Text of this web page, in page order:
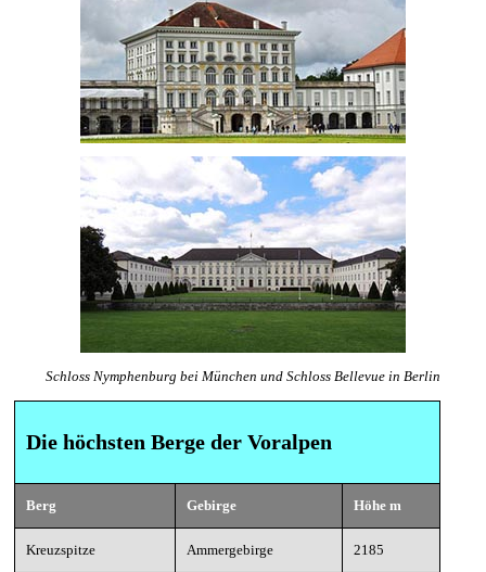
Schloss Nymphenburg bei München und Schloss Bellevue in Berlin
Die höchsten Berge der Voralpen
Berg Gebirge Höhe m
Kreuzspitze Ammergebirge 2185